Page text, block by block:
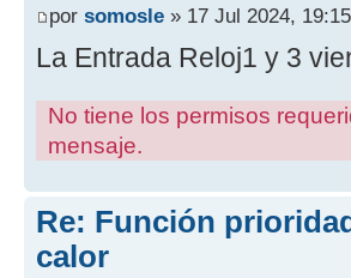
por somosle » 17 Jul 2024, 19:15
La Entrada Reloj1 y 3
No tiene los permisos
mensaje.
Re: Función
calor